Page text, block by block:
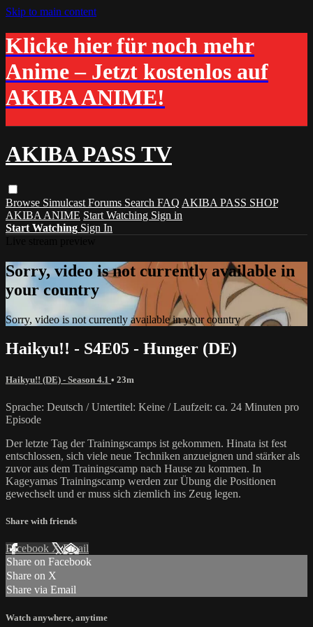
Skip to main content
Klicke hier für noch mehr
Anime – Jetzt kostenlos auf
AKIBA ANIME!
AKIBA PASS TV
Browse Simulcast Forums Search FAQ AKIBA PASS SHOP
AKIBA ANIME Start Watching Sign in
Start Watching Sign In
Sorry, video is not currently available in
your country
Sorry, video is not currently available in your country
Haikyu!! - S4E05 - Hunger (DE)
Haikyu!! (DE) - Season 4.1 • 23m
Sprache: Deutsch / Untertitel: Keine / Laufzeit: ca. 24 Minuten pro
Episode
Der letzte Tag der Trainingscamps ist gekommen. Hinata ist fest
entschlossen, sich viele neue Techniken anzueignen und stärker als
zuvor aus dem Trainingscamp nach Hause zu kommen. In
Kageyamas Trainingscamp werden zur Übung die Positionen
gewechselt und er muss sich ziemlich ins Zeug legen.
Share with friends
Facebook XEmail
Share on Facebook
Share on X
Share via Email
Watch anywhere, anytime